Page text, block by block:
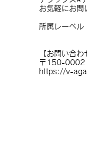
🎊第二幕 名古屋
お気軽にお問
所属レーベル
【お問い合わ
〒150-0002
https://v-